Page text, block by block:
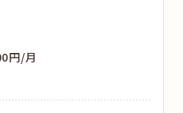
円/月